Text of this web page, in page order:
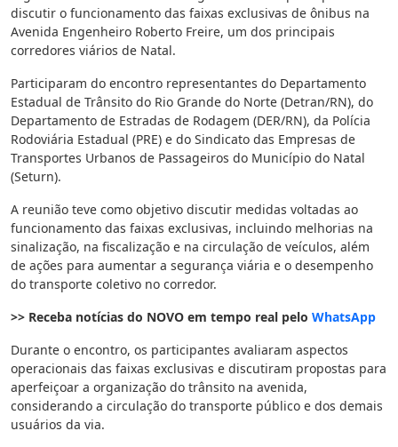
discutir o funcionamento das faixas exclusivas de ônibus na
Avenida Engenheiro Roberto Freire, um dos principais
corredores viários de Natal.
Participaram do encontro representantes do Departamento
Estadual de Trânsito do Rio Grande do Norte (Detran/RN), do
Departamento de Estradas de Rodagem (DER/RN), da Polícia
Rodoviária Estadual (PRE) e do Sindicato das Empresas de
Transportes Urbanos de Passageiros do Município do Natal
(Seturn).
A reunião teve como objetivo discutir medidas voltadas ao
funcionamento das faixas exclusivas, incluindo melhorias na
sinalização, na fiscalização e na circulação de veículos, além
de ações para aumentar a segurança viária e o desempenho
do transporte coletivo no corredor.
>> Receba notícias do NOVO em tempo real pelo WhatsApp
Durante o encontro, os participantes avaliaram aspectos
operacionais das faixas exclusivas e discutiram propostas para
aperfeiçoar a organização do trânsito na avenida,
considerando a circulação do transporte público e dos demais
usuários da via.